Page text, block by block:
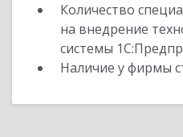
Количество
на внедрение
системы
Наличие у фирмы